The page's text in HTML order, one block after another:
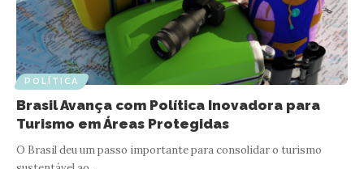
POLÍTICA
Brasil Avança com Política Inovadora para
Turismo em Áreas Protegidas
O Brasil deu um passo importante para consolidar o turismo